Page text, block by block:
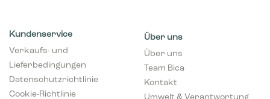
Kundenservice
Verkaufs- und
Lieferbedingungen
Datenschutzrichtlinie
Cookie-Richtlinie
Über uns
Über uns
Team Bica
Kontakt
Umwelt & Verantwortung